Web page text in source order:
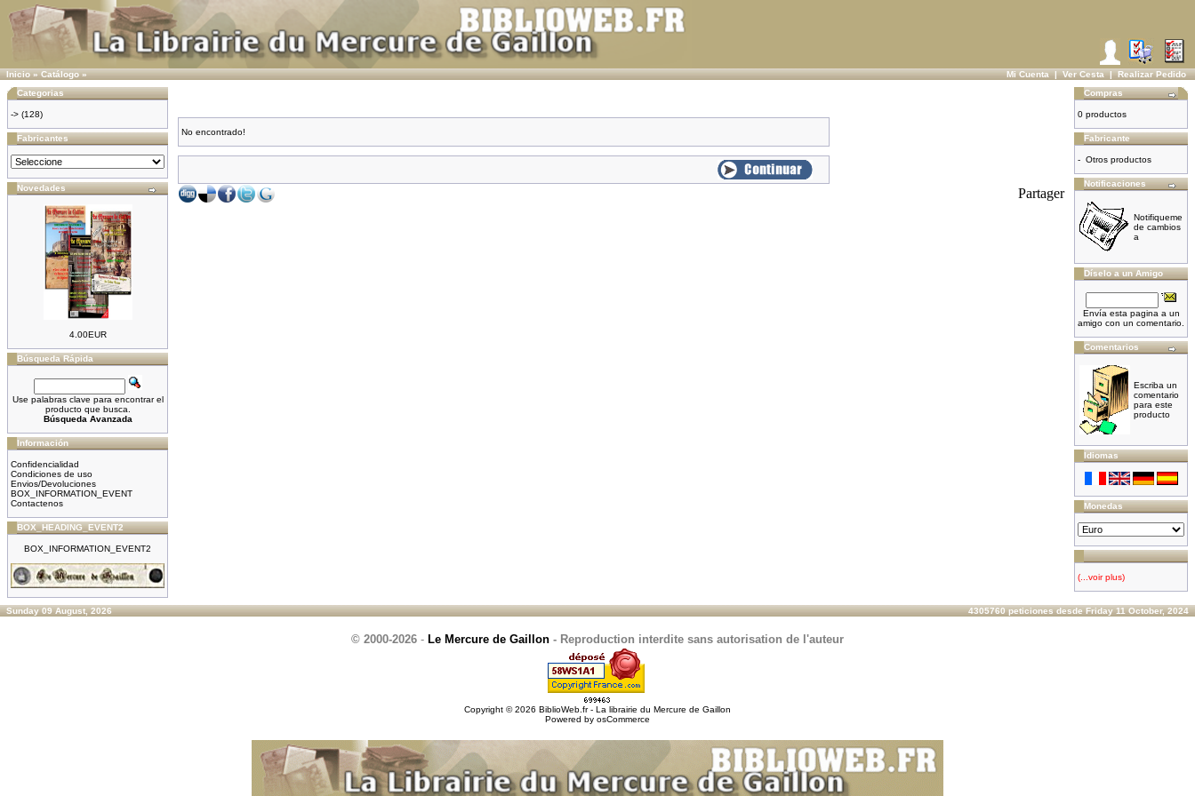
Inicio»Catálogo» Mi Cuenta|Ver Cesta|Realizar Pedido
Categorias
-> (128)
Fabricantes
Novedades
4.00EUR
Búsqueda Rápida
Use palabras clave para encontrar el
producto que busca.
Búsqueda Avanzada
Información
Confidencialidad
Condiciones de uso
Envios/Devoluciones
BOX_INFORMATION_EVENT
Contactenos
BOX_HEADING_EVENT2
BOX_INFORMATION_EVENT2
No encontrado!
Partager
Compras
0 productos
Fabricante
- Otros productos
Notificaciones
Notifiqueme
de cambios
a
Díselo a un Amigo
Envía esta pagina a un
amigo con un comentario.
Comentarios
Escriba un
comentario
para este
producto
Idiomas
Monedas
(...voir plus)
Sunday 09 August, 2026 4305760 peticiones desde Friday 11 October, 2024
© 2000-2026 - Le Mercure de Gaillon - Reproduction interdite sans autorisation de l'auteur
Copyright © 2026 BiblioWeb.fr - La librairie du Mercure de Gaillon
Powered by osCommerce